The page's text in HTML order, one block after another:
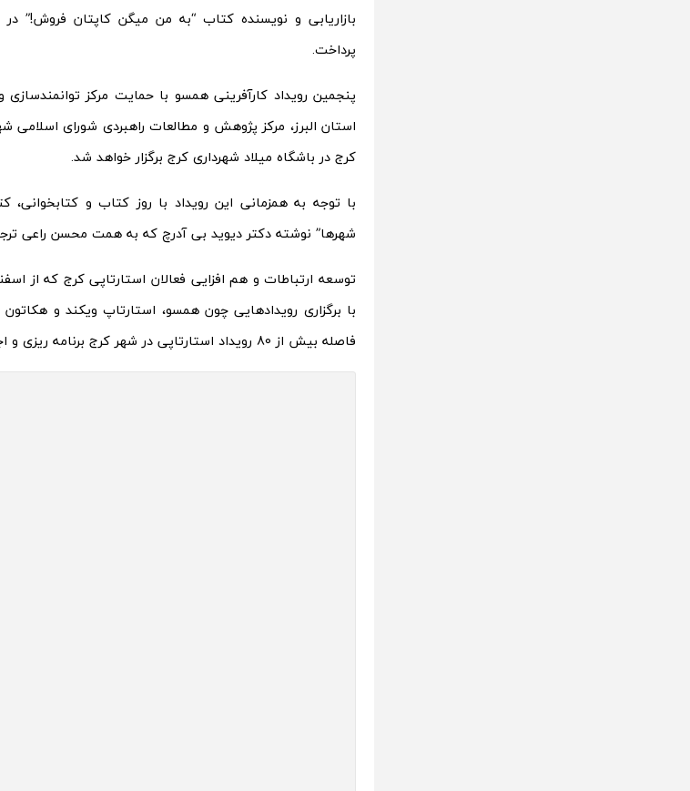
بازاریابی و نویسنده کتاب “به من میگن کاپتان فروش!” در
پرداخت.
پنجمین رویداد کارآفرینی همسو با حمایت مرکز
استان البرز، مرکز پژوهش و مطالعات راهبردی شورای اسلامی
کرج در باشگاه میلاد شهرداری کرج برگزار خواهد شد.
با توجه به همزمانی این رویداد با روز کتاب و کتابخوانی،
شهرها” نوشته دکتر دیوید بی آدرچ که به همت محسن راعی
با برگزاری رویدادهایی چون همسو، استارتاپ ویکند و
فاصله بیش از 80 رویداد استارتاپی در شهر کرج برنامه ریزی و اجرا شده است.